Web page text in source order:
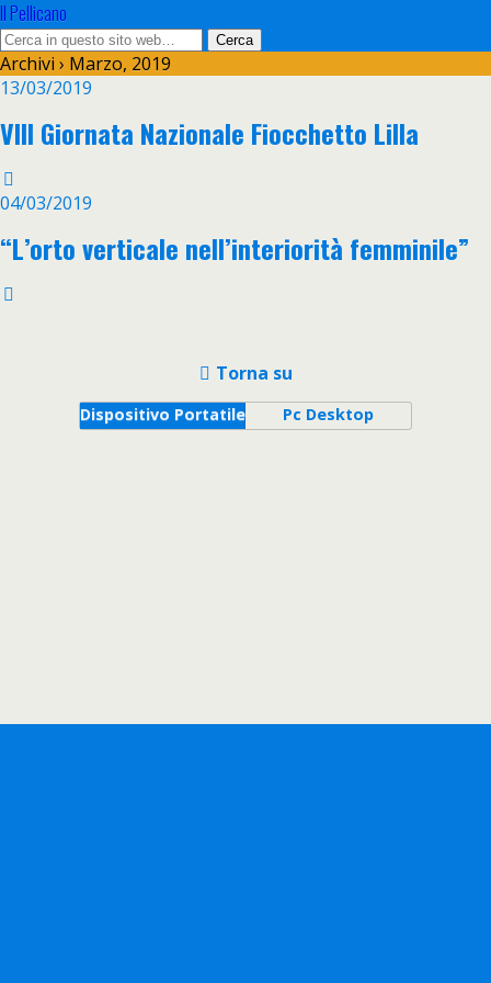
Il Pellicano
Archivi › Marzo, 2019
13/03/2019
VIII Giornata Nazionale Fiocchetto Lilla
04/03/2019
“L’orto verticale nell’interiorità femminile”
Torna su
Dispositivo Portatile Pc Desktop